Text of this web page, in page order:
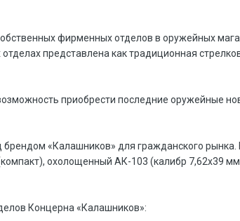
фирменных отделов в оружейных
представлена как традиционная
приобрести последние оружейные
«Калашников» для гражданского
охолощенный АК-103 (калибр 7,62х39
Концерна «Калашников»: